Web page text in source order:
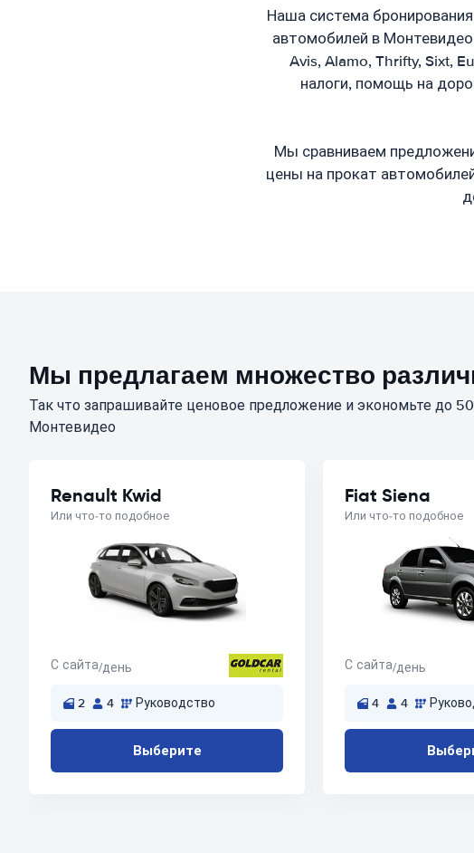
Наша система
автомобилей в
Avis, Alamo, Thrifty, Sixt,
налоги, помощь на
Мы сравниваем
цены на прокат
Мы предлагаем множество
Так что запрашивайте ценовое предложение и экономьте до
Монтевидео
Renault Kwid
Или что-то подобное
С сайта/день
2 4 Руководство
Выберите
Fiat Siena
Или что-то подобное
С сайта/день
4 4